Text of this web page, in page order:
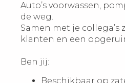
Auto’s voorwassen,
de weg.
Samen met je
klanten en een
Ben jij:
Beschikbaar op